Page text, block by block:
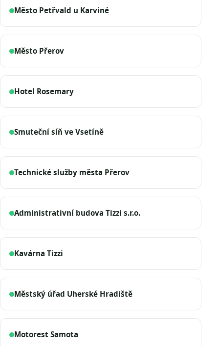
Město Petřvald u Karviné
Město Přerov
Hotel Rosemary
Smuteční síň ve Vsetíně
Technické služby města Přerov
Administrativní budova Tizzi s.r.o.
Kavárna Tizzi
Městský úřad Uherské Hradiště
Motorest Samota